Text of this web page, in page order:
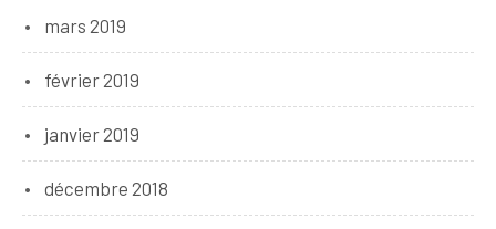
mars 2019
février 2019
janvier 2019
décembre 2018